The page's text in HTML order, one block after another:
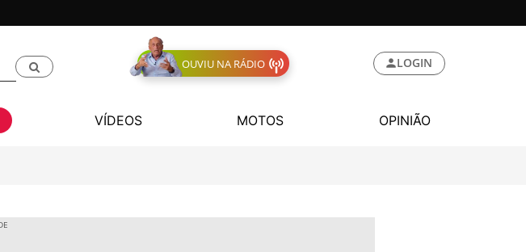
OUVIU NA RÁDIO LOGIN
VÍDEOS MOTOS OPINIÃO